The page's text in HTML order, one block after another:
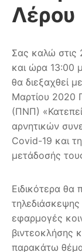
Σας καλώ στις
και ώρα 13:00
θα διεξαχθεί
Μαρτίου 2020
(ΠΝΠ)
αρνητικών
Covid-19 και
μετάδοσής
Ειδικότερα θα
εφαρμογές
βιντεοκλήσης
παρακάτω